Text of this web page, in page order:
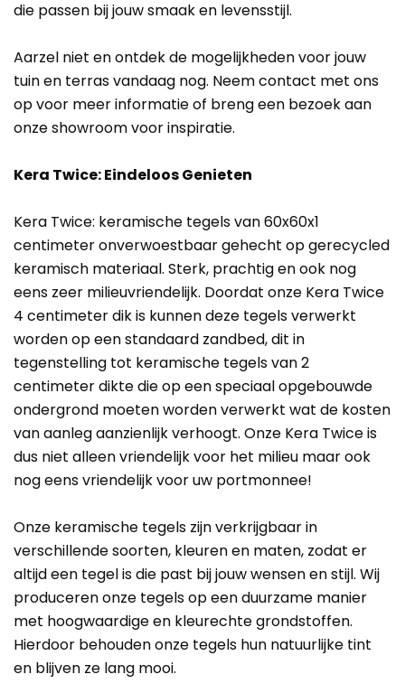
die passen bij jouw smaak en levensstijl.
Aarzel niet en ontdek de mogelijkheden voor jouw
tuin en terras vandaag nog. Neem contact met ons
op voor meer informatie of breng een bezoek aan
onze showroom voor inspiratie.
Kera Twice: Eindeloos Genieten
Kera Twice: keramische tegels van 60x60x1
centimeter onverwoestbaar gehecht op gerecycled
keramisch materiaal. Sterk, prachtig en ook nog
eens zeer milieuvriendelijk. Doordat onze Kera Twice
4 centimeter dik is kunnen deze tegels verwerkt
worden op een standaard zandbed, dit in
tegenstelling tot keramische tegels van 2
centimeter dikte die op een speciaal opgebouwde
ondergrond moeten worden verwerkt wat de kosten
van aanleg aanzienlijk verhoogt. Onze Kera Twice is
dus niet alleen vriendelijk voor het milieu maar ook
nog eens vriendelijk voor uw portmonnee!
Onze keramische tegels zijn verkrijgbaar in
verschillende soorten, kleuren en maten, zodat er
altijd een tegel is die past bij jouw wensen en stijl. Wij
produceren onze tegels op een duurzame manier
met hoogwaardige en kleurechte grondstoffen.
Hierdoor behouden onze tegels hun natuurlijke tint
en blijven ze lang mooi.